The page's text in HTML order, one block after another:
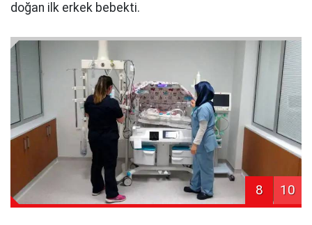
doğan ilk erkek bebekti.
8 10